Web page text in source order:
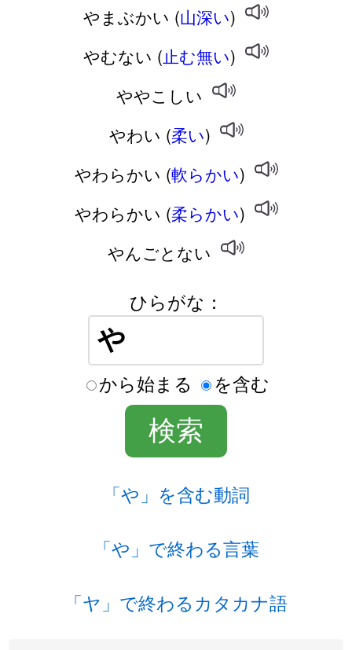
やまぶかい (山深い)
やむない (止む無い)
ややこしい
やわい (柔い)
やわらかい (軟らかい)
やわらかい (柔らかい)
やんごとない
ひらがな：
から始まる を含む
「や」を含む動詞
「や」で終わる言葉
「ヤ」で終わるカタカナ語